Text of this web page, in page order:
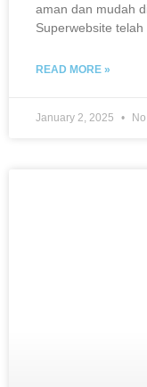
aman dan mudah
Superwebsite telah
READ MORE »
January 2, 2025